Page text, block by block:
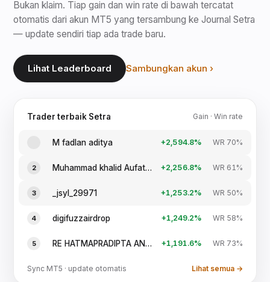
Bukan klaim. Tiap gain dan win rate di bawah tercatat
otomatis dari akun MT5 yang tersambung ke Journal Setra
— update sendiri tiap ada trade baru.
Lihat Leaderboard Sambungkan akun
Trader terbaik Setra Gain · Win rate
M fadlan aditya +2,594.8% WR 70%
2 Muhammad khalid Aufathoriq +2,256.8% WR 61%
3 _jsyl_29971 +1,253.2% WR 50%
4 digifuzzairdrop +1,249.2% WR 58%
5 RE HATMAPRADIPTA ANBIYAA +1,191.6% WR 73%
Sync MT5 · update otomatis Lihat semua